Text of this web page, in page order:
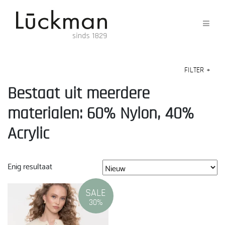
FILTER +
Bestaat uit meerdere
materialen: 60% Nylon, 40%
Acrylic
Enig resultaat
SALE
30%